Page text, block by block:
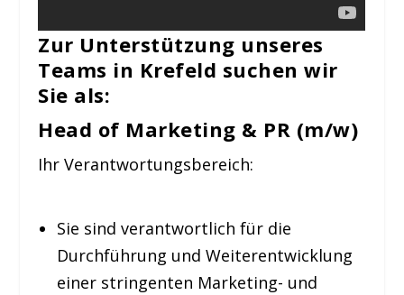
Zur Unterstützung unseres
Teams in Krefeld suchen wir
Sie als:
Head of Marketing & PR (m/w)
Ihr Verantwortungsbereich:
Sie sind verantwortlich für die
Durchführung und Weiterentwicklung
einer stringenten Marketing- und